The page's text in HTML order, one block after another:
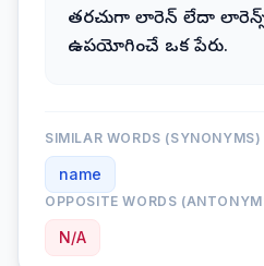
తరచుగా లారెన్ లేదా
ఉపయోగించే ఒక పేరు.
SIMILAR WORDS (SYNONYMS)
name
OPPOSITE WORDS
N/A